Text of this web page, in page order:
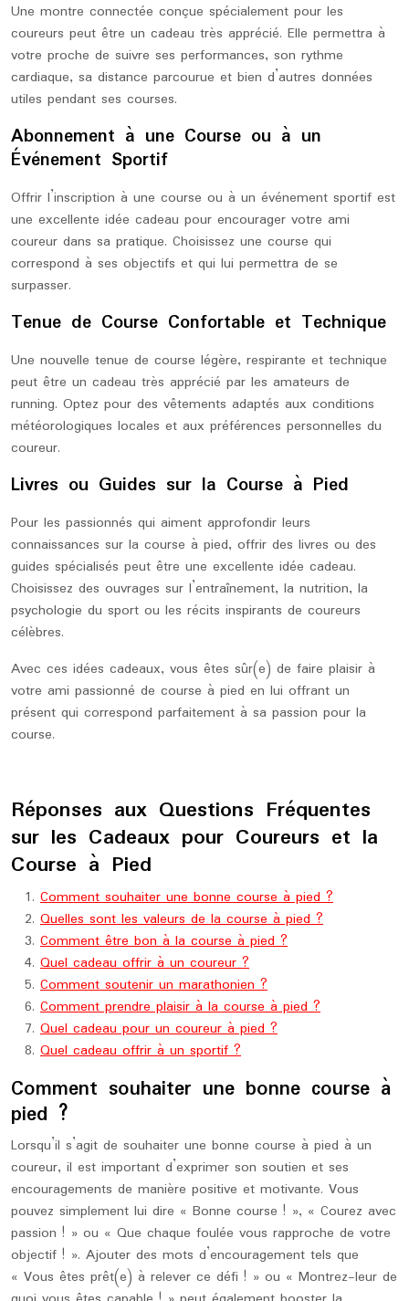
Une montre connectée conçue spécialement pour les
coureurs peut être un cadeau très apprécié. Elle permettra à
votre proche de suivre ses performances, son rythme
cardiaque, sa distance parcourue et bien d’autres données
utiles pendant ses courses.
Abonnement à une Course ou à un
Événement Sportif
Offrir l’inscription à une course ou à un événement sportif est
une excellente idée cadeau pour encourager votre ami
coureur dans sa pratique. Choisissez une course qui
correspond à ses objectifs et qui lui permettra de se
surpasser.
Tenue de Course Confortable et Technique
Une nouvelle tenue de course légère, respirante et technique
peut être un cadeau très apprécié par les amateurs de
running. Optez pour des vêtements adaptés aux conditions
météorologiques locales et aux préférences personnelles du
coureur.
Livres ou Guides sur la Course à Pied
Pour les passionnés qui aiment approfondir leurs
connaissances sur la course à pied, offrir des livres ou des
guides spécialisés peut être une excellente idée cadeau.
Choisissez des ouvrages sur l’entraînement, la nutrition, la
psychologie du sport ou les récits inspirants de coureurs
célèbres.
Avec ces idées cadeaux, vous êtes sûr(e) de faire plaisir à
votre ami passionné de course à pied en lui offrant un
présent qui correspond parfaitement à sa passion pour la
course.
Réponses aux Questions Fréquentes
sur les Cadeaux pour Coureurs et la
Course à Pied
Comment souhaiter une bonne course à pied ?
Quelles sont les valeurs de la course à pied ?
Comment être bon à la course à pied ?
Quel cadeau offrir à un coureur ?
Comment soutenir un marathonien ?
Comment prendre plaisir à la course à pied ?
Quel cadeau pour un coureur à pied ?
Quel cadeau offrir à un sportif ?
Comment souhaiter une bonne course à
pied ?
Lorsqu’il s’agit de souhaiter une bonne course à pied à un
coureur, il est important d’exprimer son soutien et ses
encouragements de manière positive et motivante. Vous
pouvez simplement lui dire « Bonne course ! », « Courez avec
passion ! » ou « Que chaque foulée vous rapproche de votre
objectif ! ». Ajouter des mots d’encouragement tels que
« Vous êtes prêt(e) à relever ce défi ! » ou « Montrez-leur de